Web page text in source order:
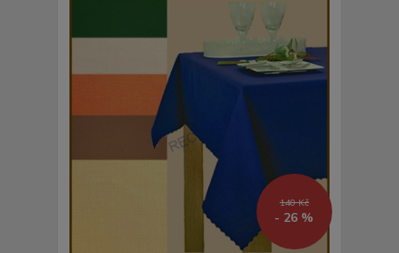
140 Kč
- 26 %